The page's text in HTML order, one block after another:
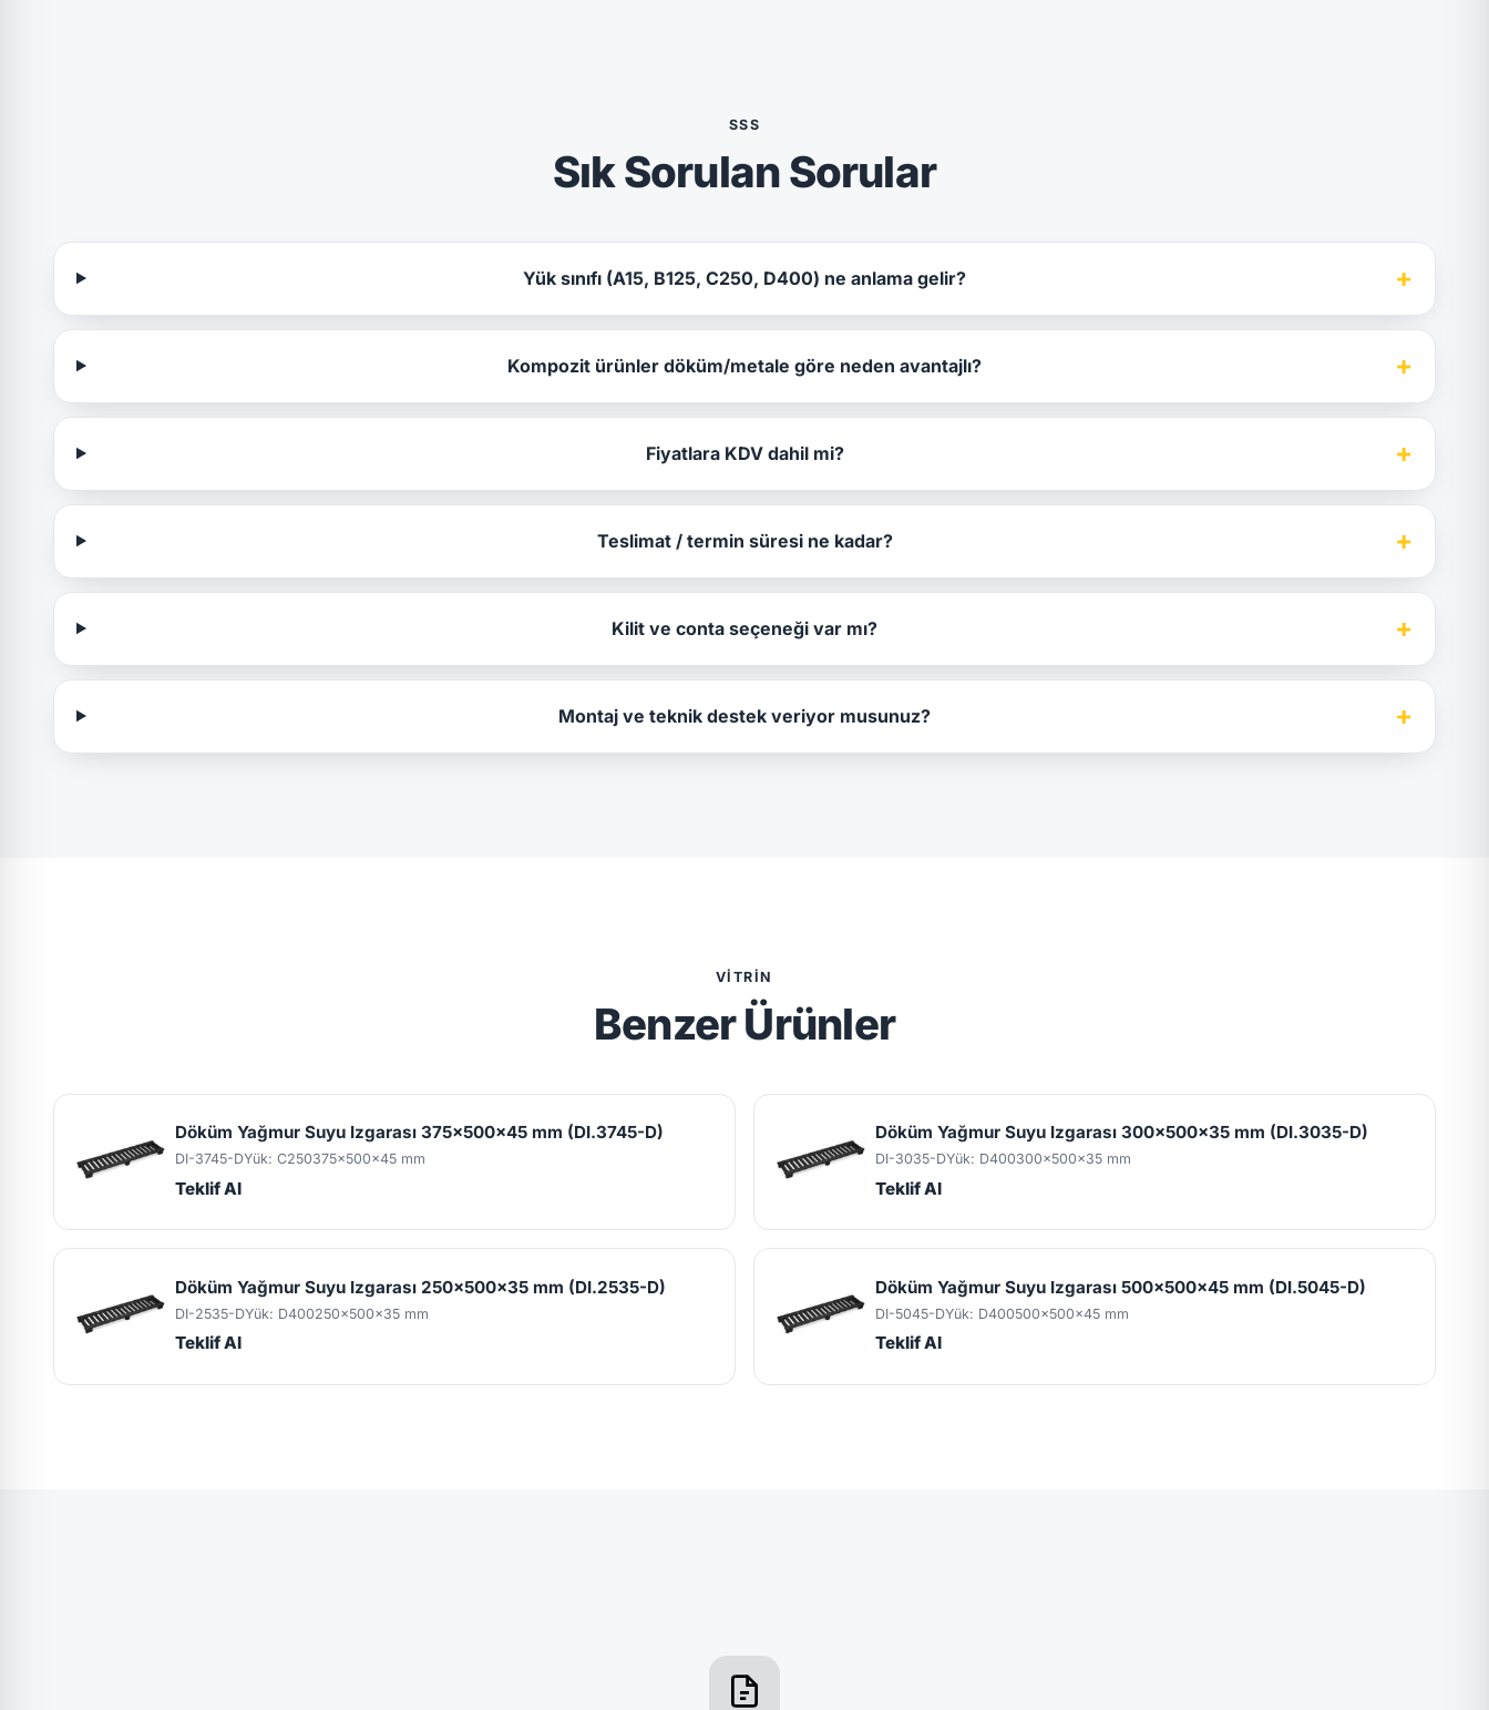
SSS
Sık Sorulan Sorular
Yük sınıfı (A15, B125, C250, D400) ne anlama gelir? +
Kompozit ürünler döküm/metale göre neden avantajlı? +
Fiyatlara KDV dahil mi? +
Teslimat / termin süresi ne kadar? +
Kilit ve conta seçeneği var mı? +
Montaj ve teknik destek veriyor musunuz? +
VITRIN
Benzer Ürünler
Döküm Yağmur Suyu Izgarası 375x500x45 mm (DI.3745-D)
DI-3745-DYük: C250375x500x45 mm
Teklif Al
Döküm Yağmur Suyu Izgarası 300x500x35 mm (DI.3035-D)
DI-3035-DYük: D400300x500x35 mm
Teklif Al
Döküm Yağmur Suyu Izgarası 250x500x35 mm (DI.2535-D)
DI-2535-DYük: D400250x500x35 mm
Teklif Al
Döküm Yağmur Suyu Izgarası 500x500x45 mm (DI.5045-D)
DI-5045-DYük: D400500x500x45 mm
Teklif Al